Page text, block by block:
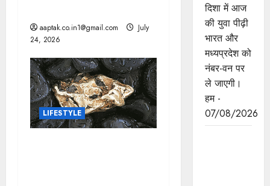
o
n
aaptak.co.in1@gmail.com
July
24, 2026
LIFESTYLE
दिशा में आज
की युवा पीढ़ी
भारत और
मध्यप्रदेश को
नंबर-वन पर
ले जाएगी।
हम -
07/08/2026